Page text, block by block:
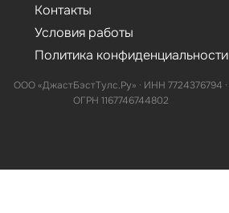
Контакты
Условия работы
Политика конфиденциальности
ООО «ДжастБэстТулс.Ру» · ИНН 7724376794 ·
ОГРН 1167746744802